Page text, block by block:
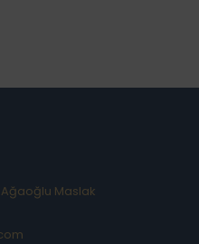
Ağaoğlu Maslak